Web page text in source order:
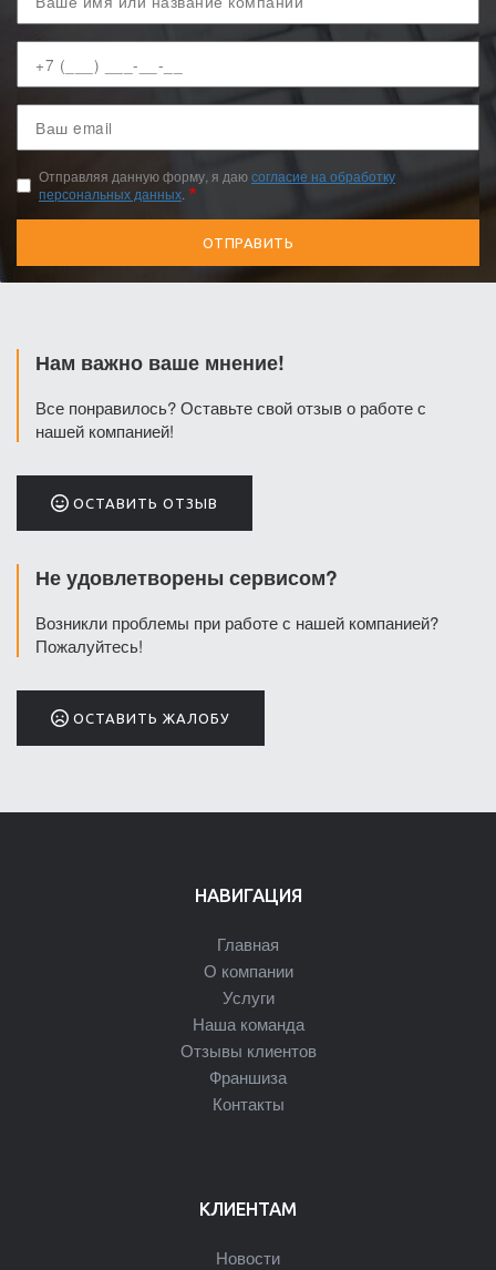
имя
телефон
email
Отправляя данную форму, я даюсогласие на обработку
персональных данных
Нам важно ваше мнение!
Все понравилось? Оставьте свой отзыв о работе с
нашей компанией!
ОСТАВИТЬ ОТЗЫВ
Не удовлетворены сервисом?
Возникли проблемы при работе с нашей компанией?
Пожалуйтесь!
ОСТАВИТЬ ЖАЛОБУ
НАВИГАЦИЯ
Главная
О компании
Услуги
Наша команда
Отзывы клиентов
Франшиза
Контакты
КЛИЕНТАМ
Новости